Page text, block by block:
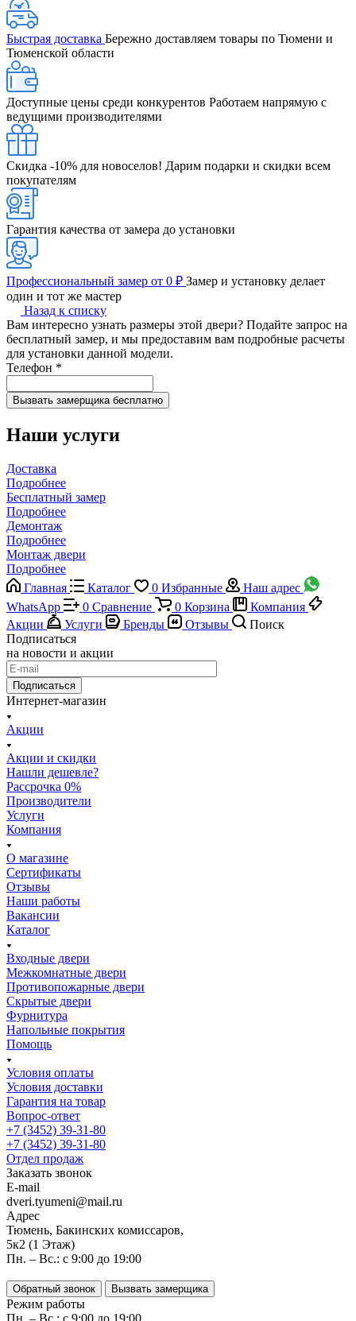
Быстрая доставка Бережно доставляем товары по Тюмени и
Тюменской области
Доступные цены среди конкурентов Работаем напрямую с
ведущими производителями
Скидка -10% для новоселов! Дарим подарки и скидки всем
покупателям
Гарантия качества от замера до установки
Профессиональный замер от 0 ₽ Замер и установку делает
один и тот же мастер
Назад к списку
Вам интересно узнать размеры этой двери? Подайте запрос на
бесплатный замер, и мы предоставим вам подробные расчеты
для установки данной модели.
Телефон *
Наши услуги
Доставка
Подробнее
Бесплатный замер
Подробнее
Демонтаж
Подробнее
Монтаж двери
Подробнее
Главная
Каталог 0 Избранные
Наш адрес
WhatsApp
0 Сравнение 0 Корзина
Компания
Акции
Услуги Бренды Отзывы
Поиск
Подписаться
на новости и акции
Подписаться
Интернет-магазин
Акции
Акции и скидки
Нашли дешевле?
Рассрочка 0%
Производители
Услуги
Компания
О магазине
Сертификаты
Отзывы
Наши работы
Вакансии
Каталог
Входные двери
Межкомнатные двери
Противопожарные двери
Скрытые двери
Фурнитура
Напольные покрытия
Помощь
Условия оплаты
Условия доставки
Гарантия на товар
Вопрос-ответ
+7 (3452) 39-31-80
+7 (3452) 39-31-80
Отдел продаж
Заказать звонок
E-mail
dveri.tyumeni@mail.ru
Адрес
Тюмень, Бакинских комиссаров,
5к2 (1 Этаж)
Пн. – Вс.: с 9:00 до 19:00
Обратный звонок Вызвать замерщика
Режим работы